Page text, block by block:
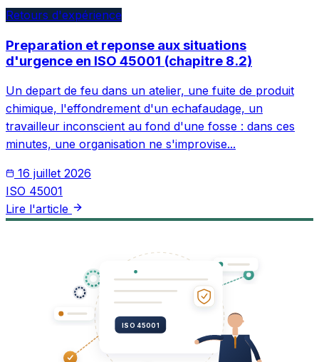
Retours d'expérience
Preparation et reponse aux situations
d'urgence en ISO 45001 (chapitre 8.2)
Un depart de feu dans un atelier, une fuite de produit
chimique, l'effondrement d'un echafaudage, un
travailleur inconscient au fond d'une fosse : dans ces
minutes, une organisation ne s'improvise...
16 juillet 2026
ISO 45001
Lire l'article
ISO 45001